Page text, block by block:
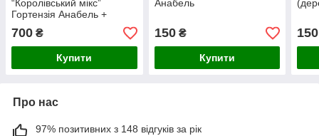
“Королівський мікс”
Гортензія Анабель +
Стронг Анабель + Пінк
Анабель + Лайм Рікі +
Добриво 300г
700 ₴
Купити
Анабель
150₴
Купити
150
Про нас
97% позитивних з 148 відгуків за рік